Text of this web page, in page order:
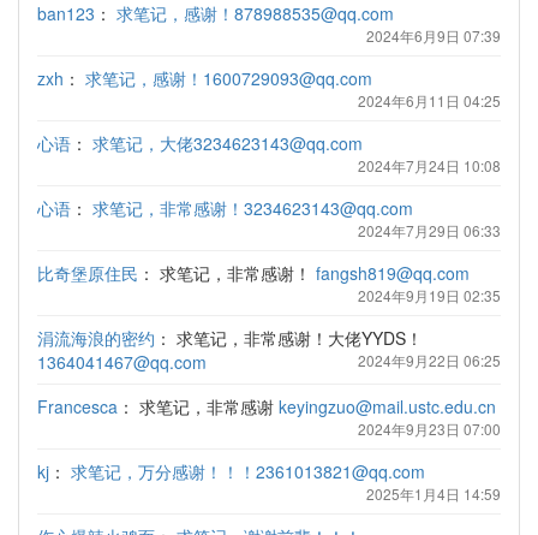
ban123 ： 求笔记，感谢！878988535@qq.com
2024年6月9日 07:39
zxh ： 求笔记，感谢！1600729093@qq.com
2024年6月11日 04:25
心语 ： 求笔记，大佬3234623143@qq.com
2024年7月24日 10:08
心语 ： 求笔记，非常感谢！3234623143@qq.com
2024年7月29日 06:33
比奇堡原住民 ： 求笔记，非常感谢！ fangsh819@qq.com
2024年9月19日 02:35
涓流海浪的密约 ： 求笔记，非常感谢！大佬YYDS！
1364041467@qq.com
2024年9月22日 06:25
Francesca ： 求笔记，非常感谢 keyingzuo@mail.ustc.edu.cn
2024年9月23日 07:00
kj ： 求笔记，万分感谢！！！2361013821@qq.com
2025年1月4日 14:59